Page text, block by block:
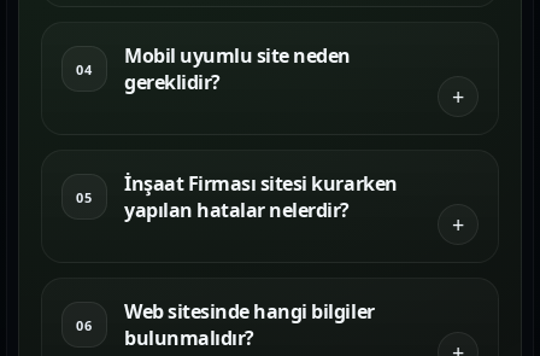
04
Mobil uyumlu site neden
gereklidir?
05
İnşaat Firması sitesi kurarken
yapılan hatalar nelerdir?
06
Web sitesinde hangi bilgiler
bulunmalıdır?